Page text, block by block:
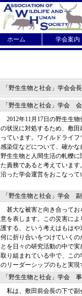
ホーム 学会案内
「野生生物と社会」学会会
「野生生物と社会」学会
2012年11月17日の野生生
の状況に対処するため、敷
っています。ワイルドライ
感染症などについて、確か
野生生物と人間生活の軋轢
た責務であると考えていま
沿った学会運営をおこなって
「野生生物と社会」学会
甚大な被害と向き合ってお
意を表します。この災害に
護する、という考えはもは
何に折り合いをつけていく
とを日々の研究活動の中で
取り組まれている中で、こ
のリーダーシップのもと実
「野生生物と社会」学会
私は、敷田前会長の下で副